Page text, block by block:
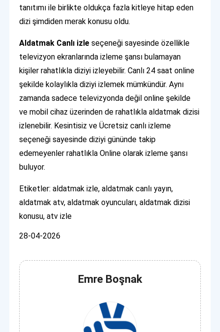
tanıtımı ile birlikte oldukça fazla kitleye hitap eden
dizi şimdiden merak konusu oldu.
Aldatmak Canlı izleseçeneği sayesinde özellikle
televizyon ekranlarında izleme şansı bulamayan
kişiler rahatlıkla diziyi izleyebilir. Canlı 24 saat online
şekilde kolaylıkla diziyi izlemek mümkündür. Aynı
zamanda sadece televizyonda değil online şekilde
ve mobil cihaz üzerinden de rahatlıkla aldatmak dizisi
izlenebilir. Kesintisiz ve Ücretsiz canlı izleme
seçeneği sayesinde diziyi gününde takip
edemeyenler rahatlıkla Online olarak izleme şansı
buluyor.
Etiketler: aldatmak izle, aldatmak canlı yayın,
aldatmak atv, aldatmak oyuncuları, aldatmak dizisi
konusu, atv izle
28-04-2026
Emre Boşnak